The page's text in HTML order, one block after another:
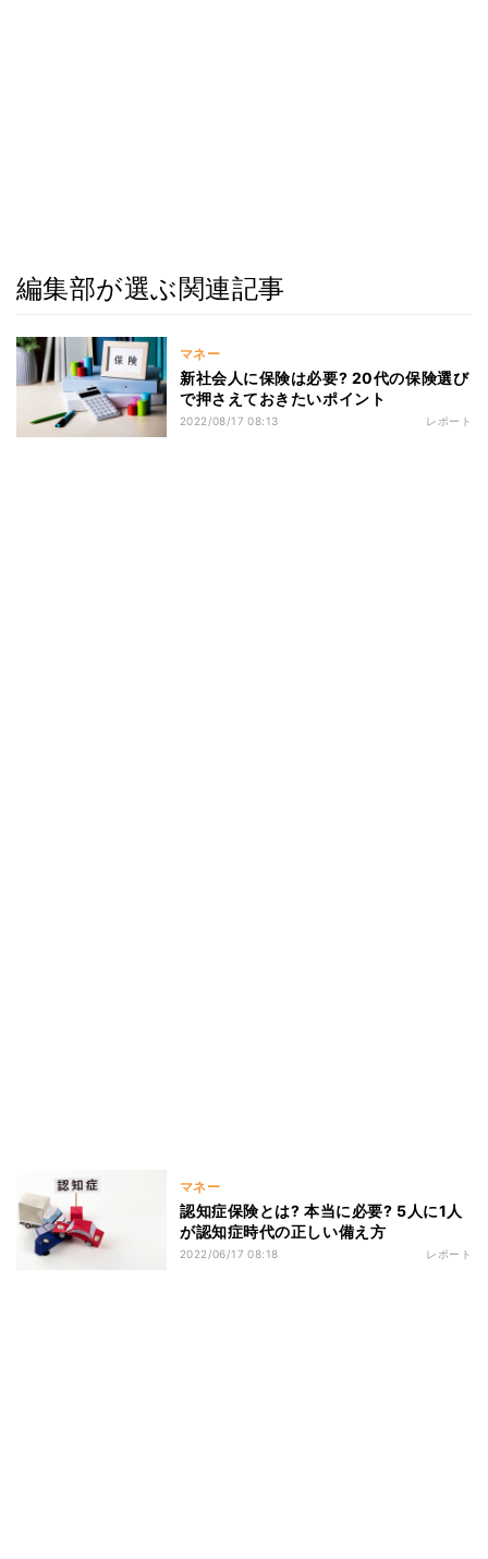
編集部が選ぶ関連記事
マネー
新社会人に保険は必要? 20代の保険選び
で押さえておきたいポイント
2022/08/17 08:13 レポート
マネー
認知症保険とは? 本当に必要? 5人に1人
が認知症時代の正しい備え方
2022/06/17 08:18 レポート